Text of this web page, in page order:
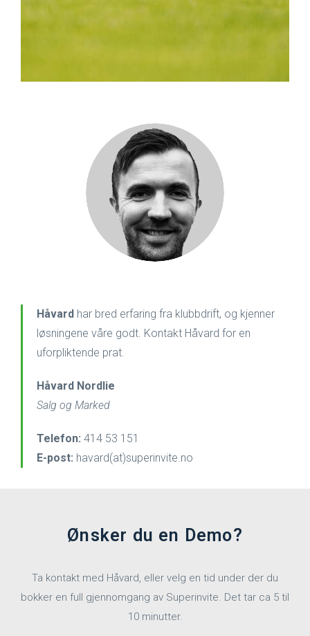
Håvard har bred erfaring fra klubbdrift, og kjenner
løsningene våre godt. Kontakt Håvard for en
uforpliktende prat.
Håvard Nordlie
Salg og Marked
Telefon: 414 53 151
E-post: havard(at)superinvite.no
Ønsker du en Demo?
Ta kontakt med Håvard, eller velg en tid under der du
bokker en full gjennomgang av Superinvite. Det tar ca 5 til
10 minutter.